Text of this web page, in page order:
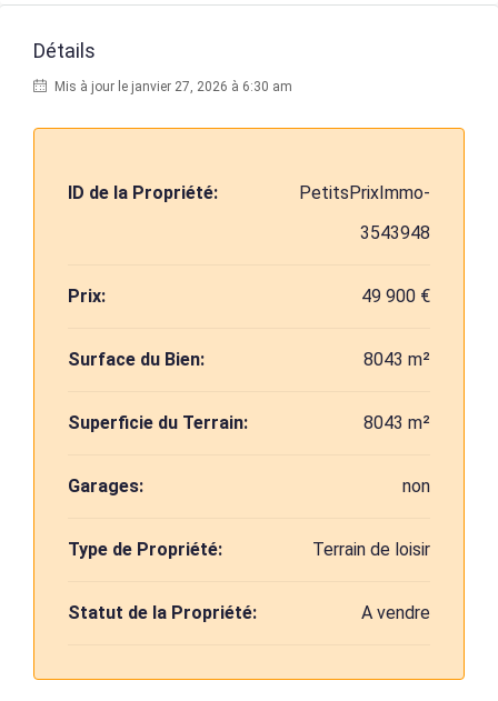
Détails
Mis à jour le janvier 27, 2026 à 6:30 am
ID de la Propriété:
PetitsPrixImmo-
3543948
Prix: 49 900 €
Surface du Bien: 8043 m²
Superficie du Terrain: 8043 m²
Garages: non
Type de Propriété: Terrain de loisir
Statut de la Propriété: A vendre